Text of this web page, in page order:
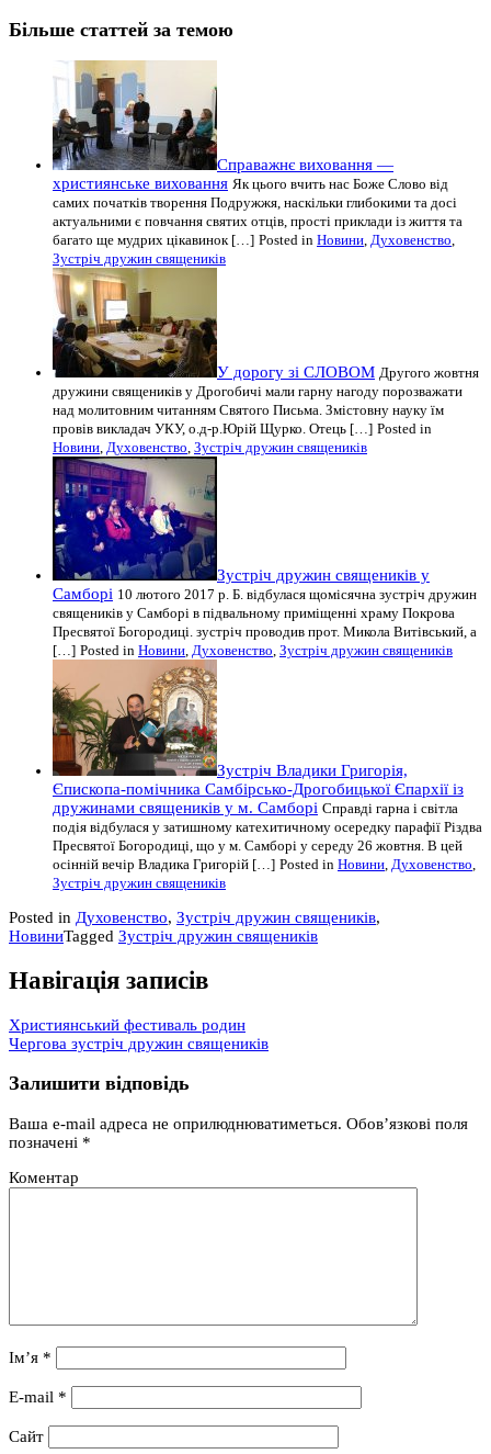
Більше статтей за темою
Справажнє виховання —
християнське виховання Як цього вчить нас Боже Слово від
самих початків творення Подружжя, наскільки глибокими та досі
актуальними є повчання святих отців, прості приклади із життя та
багато ще мудрих цікавинок […] Posted in Новини, Духовенство,
Зустріч дружин священиків
У дорогу зі СЛОВОМ Другого жовтня
дружини священиків у Дрогобичі мали гарну нагоду порозважати
над молитовним читанням Святого Письма. Змістовну науку їм
провів викладач УКУ, о.д-р.Юрій Щурко. Отець […] Posted in
Новини, Духовенство, Зустріч дружин священиків
Зустріч дружин священиків у
Cамборі 10 лютого 2017 р. Б. відбулася щомісячна зустріч дружин
священиків у Самборі в підвальному приміщенні храму Покрова
Пресвятої Богородиці. зустріч проводив прот. Микола Витівський, а
[…] Posted in Новини, Духовенство, Зустріч дружин священиків
Зустріч Владики Григорія,
Єпископа-помічника Самбірсько-Дрогобицької Єпархії із
дружинами священиків у м. Самборі Справді гарна і світла
подія відбулася у затишному катехитичному осередку парафії Різдва
Пресвятої Богородиці, що у м. Самборі у середу 26 жовтня. В цей
осінній вечір Владика Григорій […] Posted in Новини, Духовенство,
Зустріч дружин священиків
Posted in Духовенство, Зустріч дружин священиків,
НовиниTagged Зустріч дружин священиків
Навігація записів
Християнський фестиваль родин
Чергова зустріч дружин священиків
Залишити відповідь
Ваша e-mail адреса не оприлюднюватиметься. Обов’язкові поля
позначені *
Коментар
Ім’я *
E-mail *
Сайт